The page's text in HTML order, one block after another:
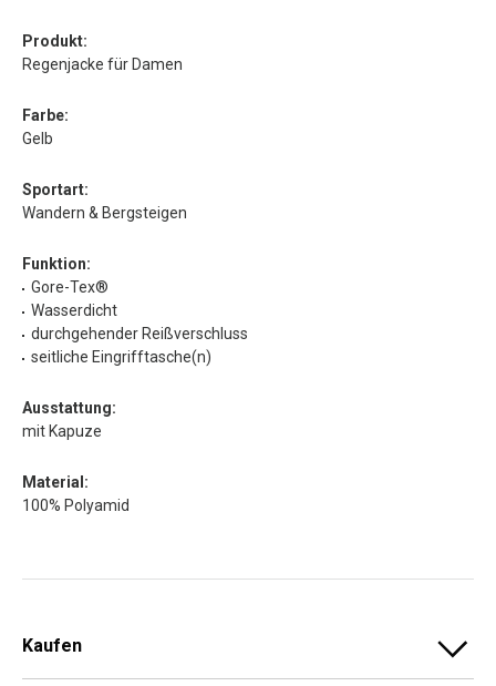
Produkt:
Regenjacke für Damen
Farbe:
Gelb
Sportart:
Wandern & Bergsteigen
Funktion:
Gore-Tex®
Wasserdicht
durchgehender Reißverschluss
seitliche Eingrifftasche(n)
Ausstattung:
mit Kapuze
Material:
100% Polyamid
Kaufen